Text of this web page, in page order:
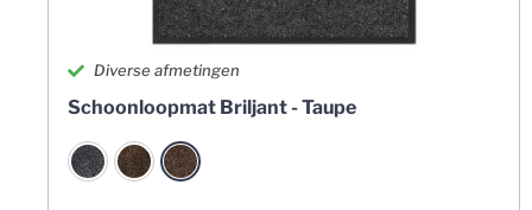
Diverse afmetingen
Schoonloopmat Briljant - Taupe